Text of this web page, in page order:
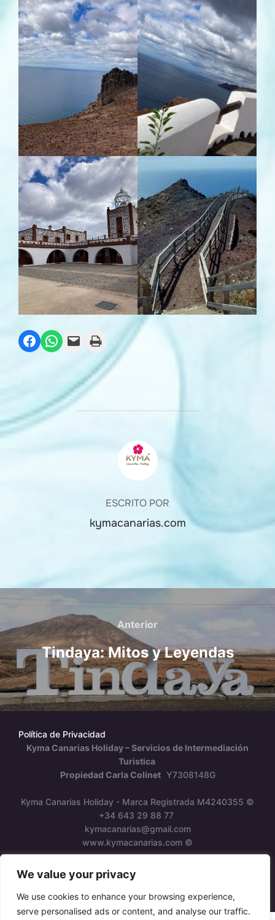
We value your privacy
We use cookies to enhance your browsing experience,
serve personalised ads or content, and analyse our traffic.
Compartir en Facebook
Compartir en WhatsApp
Envía esta página por correo electrónico
Imprime esta página
AUTOR DE LA ENTRADA
ESCRITO POR
kymacanarias.com
Navegación
de
entradas
Anterior
Anterior
Tindaya: Mitos y Leyendas
Política de Privacidad
Kyma Canarias Holiday – Servicios de Intermediación
Turistica
Propiedad Carla Colinet Y7308148G
Kyma Canarias Holiday - Marca Registrada M4240355 ©
+34 643 29 88 77
kymacanarias@gmail.com
www.kymacanarias.com ©
Inspiro Theme